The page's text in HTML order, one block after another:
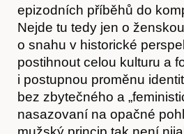
epizodních příběhů do
Nejde tu tedy jen o
o snahu v historické
postihnout celou kulturu a
i postupnou proměnu
bez zbytečného a
nasazovaní na opačné